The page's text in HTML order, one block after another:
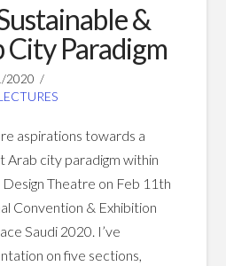
&
City Paradigm
2020
aspirations towards a
Arab city paradigm within
Theatre on Feb 11th
Convention & Exhibition
Saudi 2020. I’ve
on five sections,